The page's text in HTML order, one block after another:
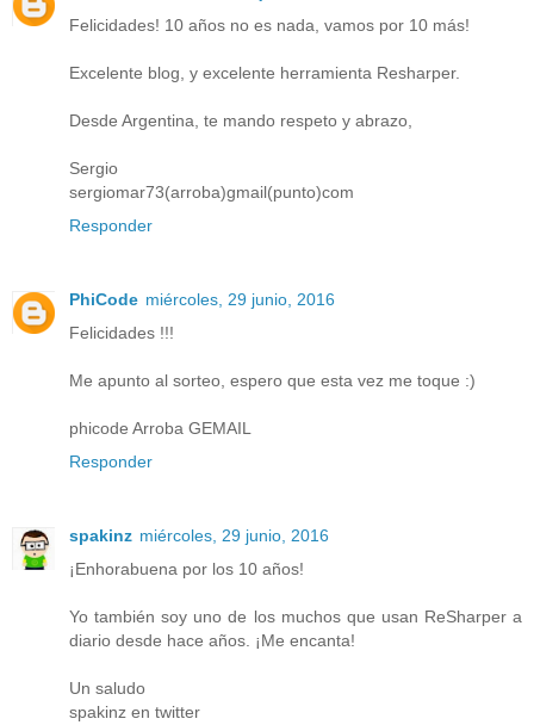
Felicidades! 10 años no es nada, vamos por 10 más!
Excelente blog, y excelente herramienta Resharper.
Desde Argentina, te mando respeto y abrazo,
Sergio
sergiomar73(arroba)gmail(punto)com
Responder
PhiCode miércoles, 29 junio, 2016
Felicidades !!!
Me apunto al sorteo, espero que esta vez me toque :)
phicode Arroba GEMAIL
Responder
spakinz miércoles, 29 junio, 2016
¡Enhorabuena por los 10 años!
Yo también soy uno de los muchos que usan ReSharper a
diario desde hace años. ¡Me encanta!
Un saludo
spakinz en twitter